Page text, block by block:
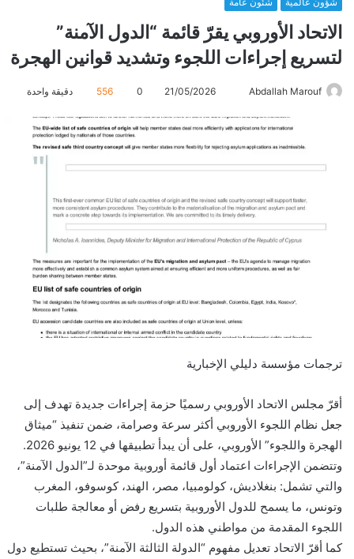
الاتحاد الأوروبي يقرّ قائمة “الدول الآمنة”
لتسريع إجراءات اللجوء وتشديد قوانين الهجرة
Abdallah Marouf
س
ل
ب
ي
د
ا
إ
ك
ت
ر
ا
21/05/2026
0
556 دقيقة واحدة
ترجمات مؤسسة دليلي الإخبارية
أقرّ مجلس الاتحاد الأوروبي رسميًا حزمة إجراءات جديدة تهدف إلى
جعل نظام اللجوء الأوروبي أكثر سرعة وصرامة، ضمن تنفيذ “ميثاق
الهجرة واللجوء” الأوروبي، على أن يبدأ تطبيقها في 12 يونيو 2026.
وتتضمن الإجراءات اعتماد أول قائمة أوروبية موحدة لـ”الدول الآمنة”،
والتي تشمل: بنغلاديش، كولومبيا، مصر، الهند، كوسوفو، المغرب
وتونس، ما يسمح للدول الأوروبية بتسريع رفض أو معالجة طلبات
اللجوء المقدمة من مواطني هذه الدول.
كما أقرّ الاتحاد تعديل مفهوم “الدولة الثالثة الآمنة”، بحيث تستطيع دول